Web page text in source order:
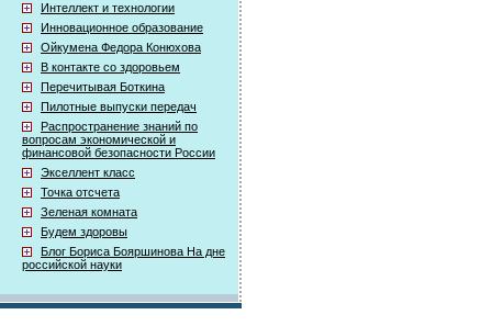
Интеллект и технологии
Инновационное образование
Ойкумена Федора Конюхова
В контакте со здоровьем
Перечитывая Боткина
Пилотные выпуски передач
Распространение знаний по
вопросам экономической и
финансовой безопасности России
Экселлент класс
Точка отсчета
Зеленая комната
Будем здоровы
Блог Бориса Бояршинова На дне
российской науки